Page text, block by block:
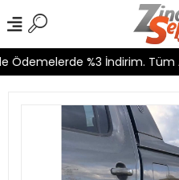
Ödemelerde %3 İndirim. Tüm